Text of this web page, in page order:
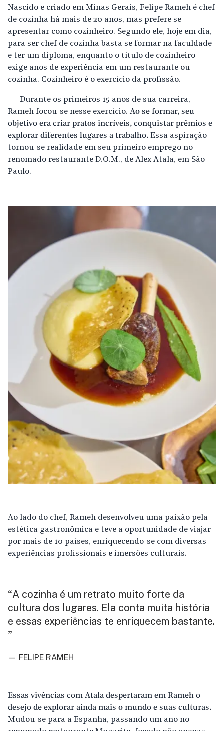
Nascido e criado em Minas Gerais, Felipe Rameh é chef
de cozinha há mais de 20 anos, mas prefere se
apresentar como cozinheiro. Segundo ele, hoje em dia,
para ser chef de cozinha basta se formar na faculdade
e ter um diploma, enquanto o título de cozinheiro
exige anos de experiência em um restaurante ou
cozinha. Cozinheiro é o exercício da profissão.
Durante os primeiros 15 anos de sua carreira,
Rameh focou-se nesse exercício. Ao se formar, seu
objetivo era criar pratos incríveis, conquistar prêmios e
explorar diferentes lugares a trabalho. Essa aspiração
tornou-se realidade em seu primeiro emprego no
renomado restaurante D.O.M., de Alex Atala, em São
Paulo.
Ao lado do chef, Rameh desenvolveu uma paixão pela
estética gastronômica e teve a oportunidade de viajar
por mais de 10 países, enriquecendo-se com diversas
experiências profissionais e imersões culturais.
“A cozinha é um retrato muito forte da
cultura dos lugares. Ela conta muita história
e essas experiências te enriquecem bastante.
”
— FELIPE RAMEH
Essas vivências com Atala despertaram em Rameh o
desejo de explorar ainda mais o mundo e suas culturas.
Mudou-se para a Espanha, passando um ano no